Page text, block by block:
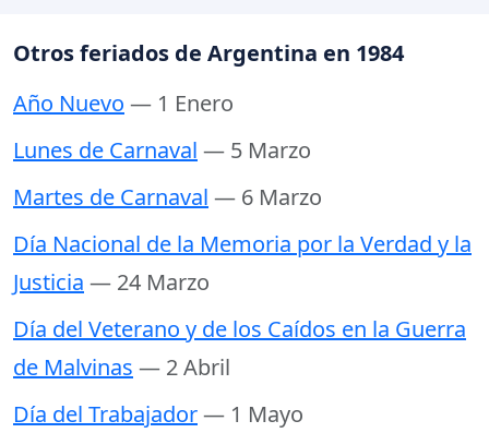
Otros feriados de Argentina en 1984
Año Nuevo — 1 Enero
Lunes de Carnaval — 5 Marzo
Martes de Carnaval — 6 Marzo
Día Nacional de la Memoria por la Verdad y la
Justicia — 24 Marzo
Día del Veterano y de los Caídos en la Guerra
de Malvinas — 2 Abril
Día del Trabajador— 1 Mayo